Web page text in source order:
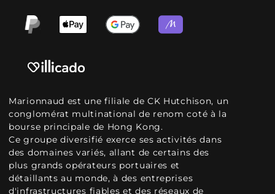
Marionnaud est une filiale de CK Hutchison, un
conglomérat multinational de renom coté à la
bourse principale de Hong Kong.
Ce groupe diversifié exerce ses activités dans
des domaines variés, allant de certains des
plus grands opérateurs portuaires et
détaillants au monde, à des entreprises
d'infrastructures fiables et des réseaux de